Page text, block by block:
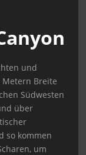
und
Breite
Südwesten
über
so kommen
um